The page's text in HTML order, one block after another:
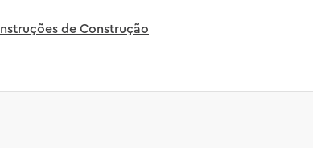
Instruções de Construção